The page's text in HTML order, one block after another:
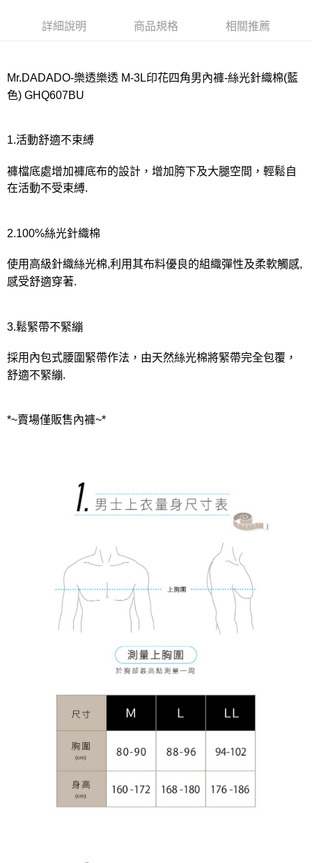
付款後門市自取
每筆NT$80，滿NT$1,000(含以上)免運費
詳細說明 商品規格 相關推薦
Mr.DADADO-樂透樂透 M-3L印花四角男內褲-絲光針織棉(藍
色) GHQ607BU
1.活動舒適不束縛
褲檔底處增加褲底布的設計，增加胯下及大腿空間，輕鬆自
在活動不受束縛.
2.100%絲光針織棉
使用高級針織絲光棉,利用其布料優良的組織彈性及柔軟觸感,
感受舒適穿著.
3.鬆緊帶不緊繃
採用內包式腰圍緊帶作法，由天然絲光棉將緊帶完全包覆，
舒適不緊繃.
*~賣場僅販售內褲~*